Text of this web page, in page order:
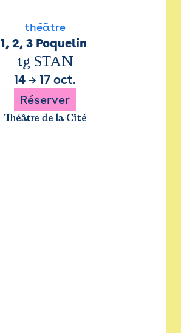
théâtre
1, 2, 3 Poquelin
tg STAN
14 → 17 oct.
Réserver
Théâtre de la Cité